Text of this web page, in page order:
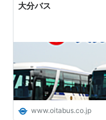
大分バス
www.oitabus.co.jp